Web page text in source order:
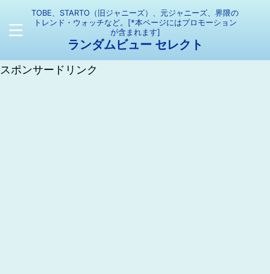
TOBE、STARTO（旧ジャニーズ）、元ジャニーズ、界隈の
トレンド・ウォッチなど。[*本ページにはプロモーション
が含まれます]
ランダムビュー セレクト
スポンサードリンク